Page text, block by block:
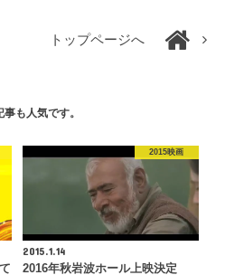
トップページへ
も人気です。
2015映画
2015.1.14
2016年秋岩波ホール上映決定